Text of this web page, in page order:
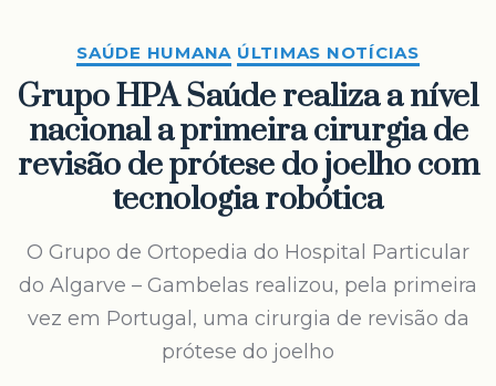
SAÚDE HUMANA ÚLTIMAS NOTÍCIAS
Grupo HPA Saúde realiza a nível
nacional a primeira cirurgia de
revisão de prótese do joelho com
tecnologia robótica
O Grupo de Ortopedia do Hospital Particular
do Algarve – Gambelas realizou, pela primeira
vez em Portugal, uma cirurgia de revisão da
prótese do joelho